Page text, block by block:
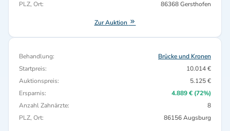
PLZ, Ort: 86368 Gersthofen
Zur Auktion
Behandlung:
Brücke und Kronen
Startpreis:
10.014 €
Auktionspreis:
5.125 €
Ersparnis:
4.889 € (72%)
Anzahl Zahnärzte:
8
PLZ, Ort:
86156 Augsburg